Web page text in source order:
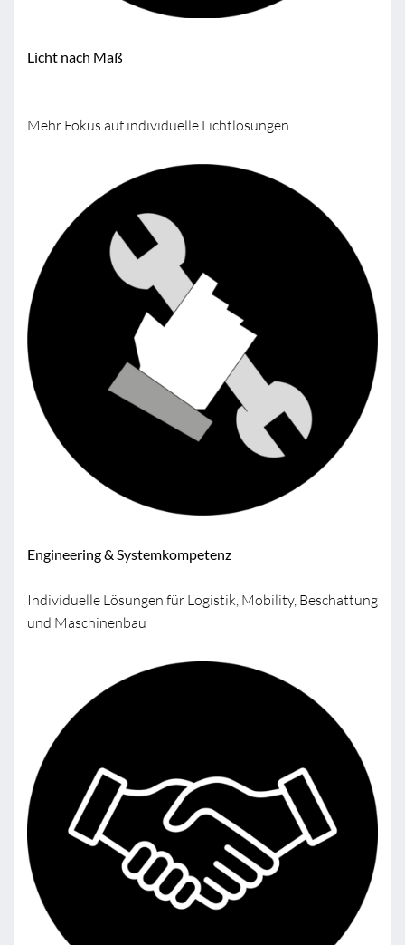
Licht nach Maß
Mehr Fokus auf individuelle Lichtlösungen
Engineering & Systemkompetenz
Individuelle Lösungen für Logistik, Mobility, Beschattung
und Maschinenbau